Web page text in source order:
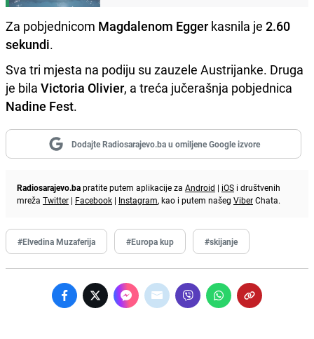
Za pobjednicom Magdalenom Egger kasnila je 2.60
sekundi.
Sva tri mjesta na podiju su zauzele Austrijanke. Druga
je bila Victoria Olivier, a treća jučerašnja pobjednica
Nadine Fest.
Dodajte Radiosarajevo.ba u omiljene Google izvore
Radiosarajevo.bapratite putem aplikacije za Android | iOS i društvenih
mreža Twitter | Facebook | Instagram, kao i putem našeg ViberChata.
#Elvedina Muzaferija #Europa kup #skijanje